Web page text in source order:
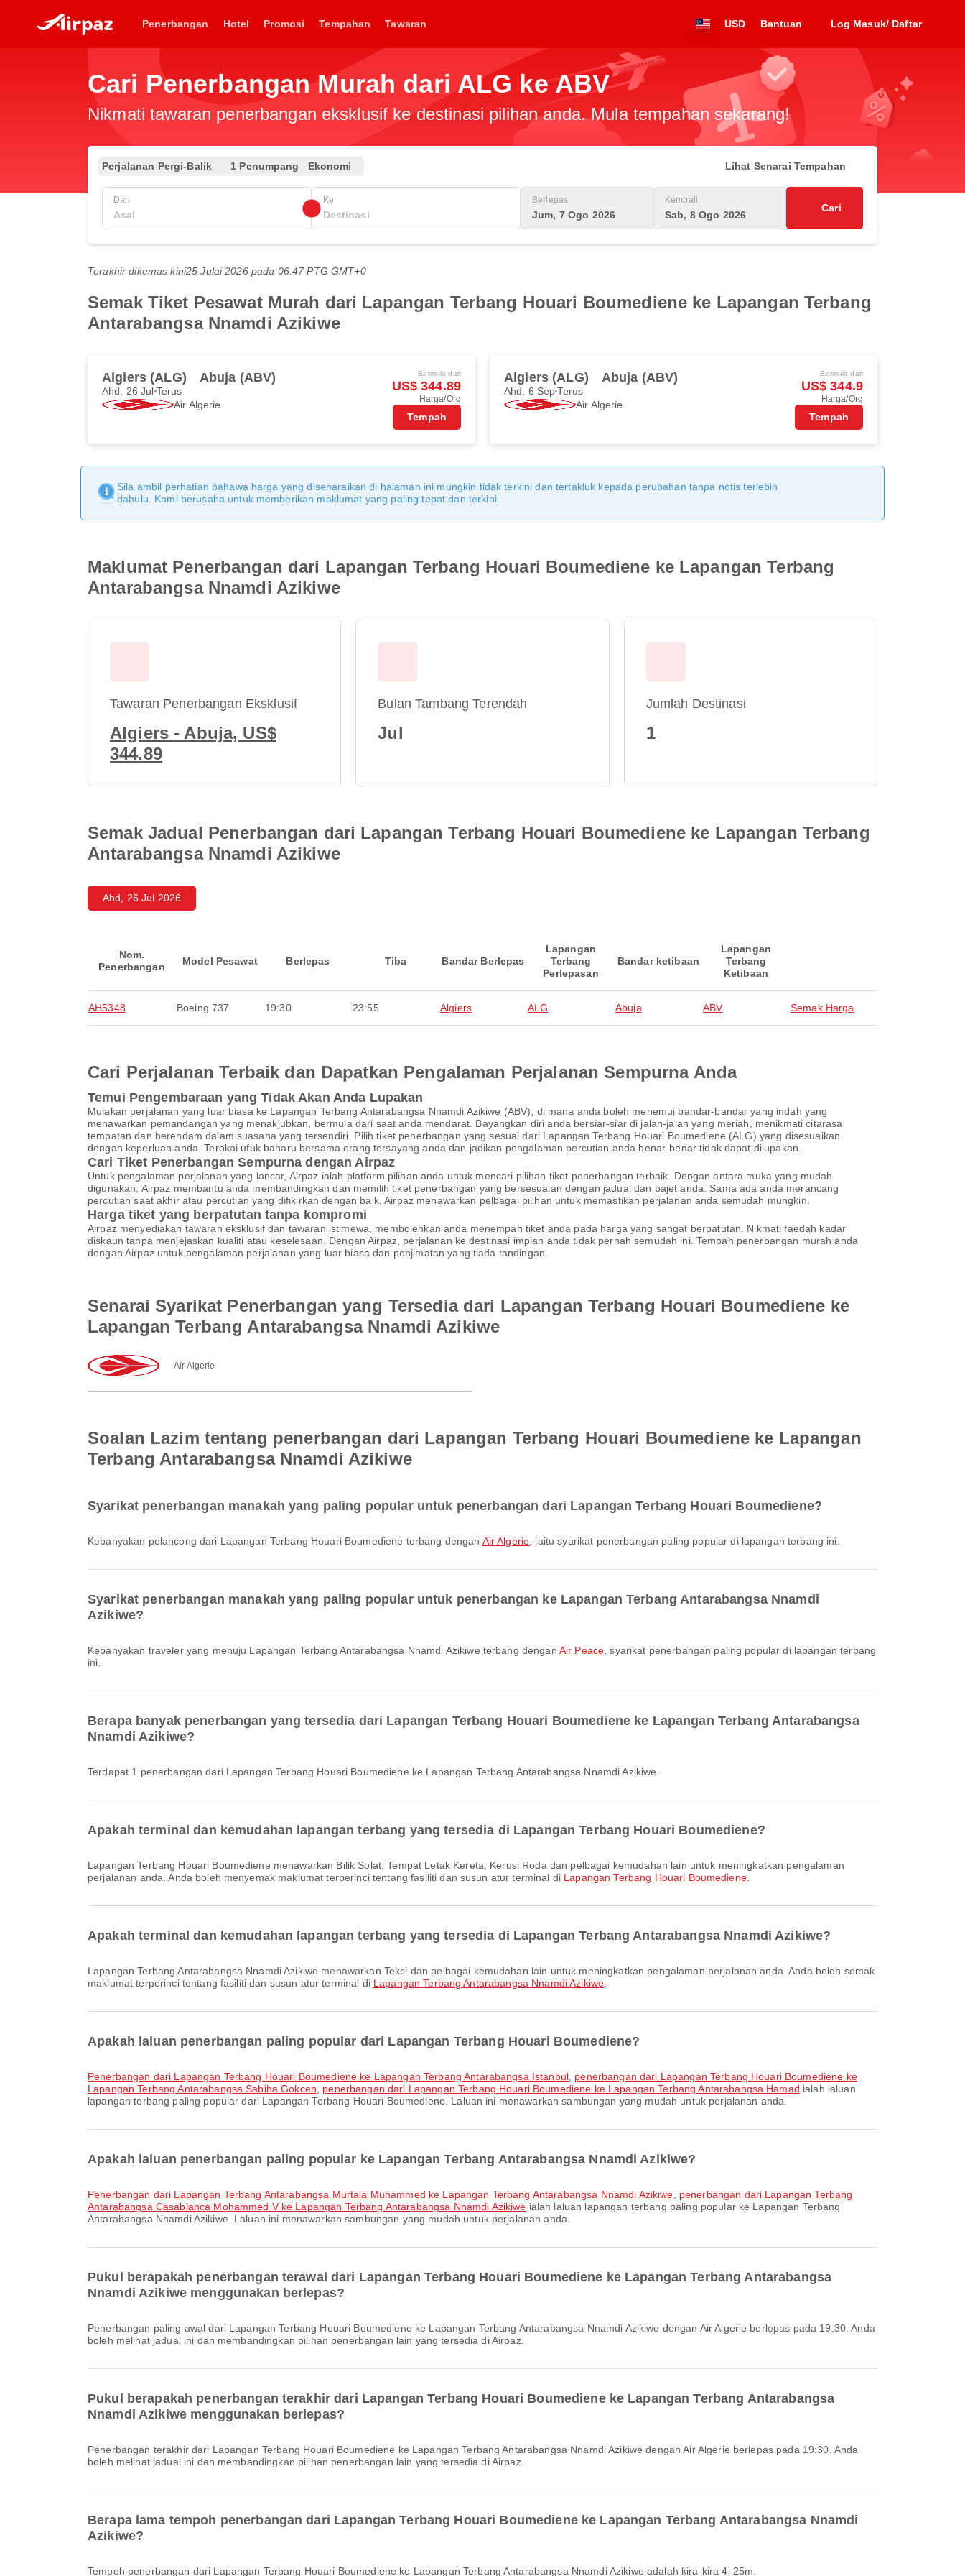
Penerbangan Hotel Promosi Tempahan Tawaran USD Bantuan Log Masuk/ Daftar
Cari Penerbangan Murah dari ALG ke ABV
Nikmati tawaran penerbangan eksklusif ke destinasi pilihan anda. Mula tempahan sekarang!
Perjalanan Pergi-Balik 1 Penumpang Ekonomi Lihat Senarai Tempahan
Dari Ke Berlepas
Jum, 7 Ogo 2026
Kembali
Sab, 8 Ogo 2026
Cari
Terakhir dikemas kini25 Julai 2026 pada 06:47 PTG GMT+0
Semak Tiket Pesawat Murah dari Lapangan Terbang Houari Boumediene ke Lapangan Terbang
Antarabangsa Nnamdi Azikiwe
Algiers (ALG) Abuja (ABV)
Ahd, 26 Jul Terus
Air Algerie
Bermula dari
US$ 344.89
Harga/Org
Tempah
Algiers (ALG) Abuja (ABV)
Ahd, 6 SepTerus
Air Algerie
Bermula dari
US$ 344.9
Harga/Org
Tempah
Sila ambil perhatian bahawa harga yang disenaraikan di halaman ini mungkin tidak terkini dan tertakluk kepada perubahan tanpa notis terlebih
dahulu. Kami berusaha untuk memberikan maklumat yang paling tepat dan terkini.
Maklumat Penerbangan dari Lapangan Terbang Houari Boumediene ke Lapangan Terbang
Antarabangsa Nnamdi Azikiwe
Tawaran Penerbangan Eksklusif
Algiers - Abuja, US$
344.89
Bulan Tambang Terendah
Jul
Jumlah Destinasi
1
Semak Jadual Penerbangan dari Lapangan Terbang Houari Boumediene ke Lapangan Terbang
Antarabangsa Nnamdi Azikiwe
Ahd, 26 Jul 2026
Nom.
Penerbangan
Model Pesawat Berlepas Tiba Bandar Berlepas
Lapangan
Terbang
Perlepasan
Bandar ketibaan
Lapangan
Terbang
Ketibaan
AH5348 Boeing 737 19:30 23:55 Algiers ALG Abuja ABV Semak Harga
Cari Perjalanan Terbaik dan Dapatkan Pengalaman Perjalanan Sempurna Anda
Temui Pengembaraan yang Tidak Akan Anda Lupakan
Mulakan perjalanan yang luar biasa ke Lapangan Terbang Antarabangsa Nnamdi Azikiwe (ABV), di mana anda boleh menemui bandar-bandar yang indah yang
menawarkan pemandangan yang menakjubkan, bermula dari saat anda mendarat. Bayangkan diri anda bersiar-siar di jalan-jalan yang meriah, menikmati citarasa
tempatan dan berendam dalam suasana yang tersendiri. Pilih tiket penerbangan yang sesuai dari Lapangan Terbang Houari Boumediene (ALG) yang disesuaikan
dengan keperluan anda. Terokai ufuk baharu bersama orang tersayang anda dan jadikan pengalaman percutian anda benar-benar tidak dapat dilupakan.
Cari Tiket Penerbangan Sempurna dengan Airpaz
Untuk pengalaman perjalanan yang lancar, Airpaz ialah platform pilihan anda untuk mencari pilihan tiket penerbangan terbaik. Dengan antara muka yang mudah
digunakan, Airpaz membantu anda membandingkan dan memilih tiket penerbangan yang bersesuaian dengan jadual dan bajet anda. Sama ada anda merancang
percutian saat akhir atau percutian yang difikirkan dengan baik, Airpaz menawarkan pelbagai pilihan untuk memastikan perjalanan anda semudah mungkin.
Harga tiket yang berpatutan tanpa kompromi
Airpaz menyediakan tawaran eksklusif dan tawaran istimewa, membolehkan anda menempah tiket anda pada harga yang sangat berpatutan. Nikmati faedah kadar
diskaun tanpa menjejaskan kualiti atau keselesaan. Dengan Airpaz, perjalanan ke destinasi impian anda tidak pernah semudah ini. Tempah penerbangan murah anda
dengan Airpaz untuk pengalaman perjalanan yang luar biasa dan penjimatan yang tiada tandingan.
Senarai Syarikat Penerbangan yang Tersedia dari Lapangan Terbang Houari Boumediene ke
Lapangan Terbang Antarabangsa Nnamdi Azikiwe
Air Algerie
Soalan Lazim tentang penerbangan dari Lapangan Terbang Houari Boumediene ke Lapangan
Terbang Antarabangsa Nnamdi Azikiwe
Syarikat penerbangan manakah yang paling popular untuk penerbangan dari Lapangan Terbang Houari Boumediene?
Kebanyakan pelancong dari Lapangan Terbang Houari Boumediene terbang dengan Air Algerie , iaitu syarikat penerbangan paling popular di lapangan terbang ini.
Syarikat penerbangan manakah yang paling popular untuk penerbangan ke Lapangan Terbang Antarabangsa Nnamdi
Azikiwe?
Kebanyakan traveler yang menuju Lapangan Terbang Antarabangsa Nnamdi Azikiwe terbang dengan Air Peace , syarikat penerbangan paling popular di lapangan terbang
ini.
Berapa banyak penerbangan yang tersedia dari Lapangan Terbang Houari Boumediene ke Lapangan Terbang Antarabangsa
Nnamdi Azikiwe?
Terdapat 1 penerbangan dari Lapangan Terbang Houari Boumediene ke Lapangan Terbang Antarabangsa Nnamdi Azikiwe.
Apakah terminal dan kemudahan lapangan terbang yang tersedia di Lapangan Terbang Houari Boumediene?
Lapangan Terbang Houari Boumediene menawarkan Bilik Solat, Tempat Letak Kereta, Kerusi Roda dan pelbagai kemudahan lain untuk meningkatkan pengalaman
perjalanan anda. Anda boleh menyemak maklumat terperinci tentang fasiliti dan susun atur terminal di Lapangan Terbang Houari Boumediene.
Apakah terminal dan kemudahan lapangan terbang yang tersedia di Lapangan Terbang Antarabangsa Nnamdi Azikiwe?
Lapangan Terbang Antarabangsa Nnamdi Azikiwe menawarkan Teksi dan pelbagai kemudahan lain untuk meningkatkan pengalaman perjalanan anda. Anda boleh semak
maklumat terperinci tentang fasiliti dan susun atur terminal di Lapangan Terbang Antarabangsa Nnamdi Azikiwe
Apakah laluan penerbangan paling popular dari Lapangan Terbang Houari Boumediene?
penerbangan dari Lapangan Terbang Houari Boumediene ke Lapangan Terbang Antarabangsa Istanbul penerbangan dari Lapangan Terbang Houari Boumediene ke
Lapangan Terbang Antarabangsa Sabiha Gokcen
penerbangan dari Lapangan Terbang Houari Boumediene ke Lapangan Terbang Antarabangsa Hamad ialah laluan
lapangan terbang paling popular dari Lapangan Terbang Houari Boumediene. Laluan ini menawarkan sambungan yang mudah untuk perjalanan anda.
Apakah laluan penerbangan paling popular ke Lapangan Terbang Antarabangsa Nnamdi Azikiwe?
penerbangan dari Lapangan Terbang Antarabangsa Murtala Muhammed ke Lapangan Terbang Antarabangsa Nnamdi Azikiwe
penerbangan dari Lapangan Terbang
Antarabangsa Casablanca Mohammed V ke Lapangan Terbang Antarabangsa Nnamdi Azikiwe ialah laluan lapangan terbang paling popular ke Lapangan Terbang
Antarabangsa Nnamdi Azikiwe. Laluan ini menawarkan sambungan yang mudah untuk perjalanan anda.
Pukul berapakah penerbangan terawal dari Lapangan Terbang Houari Boumediene ke Lapangan Terbang Antarabangsa
Nnamdi Azikiwe menggunakan berlepas?
Penerbangan paling awal dari Lapangan Terbang Houari Boumediene ke Lapangan Terbang Antarabangsa Nnamdi Azikiwe dengan Air Algerie berlepas pada 19:30. Anda
boleh melihat jadual ini dan membandingkan pilihan penerbangan lain yang tersedia di Airpaz.
Pukul berapakah penerbangan terakhir dari Lapangan Terbang Houari Boumediene ke Lapangan Terbang Antarabangsa
Nnamdi Azikiwe menggunakan berlepas?
Penerbangan terakhir dari Lapangan Terbang Houari Boumediene ke Lapangan Terbang Antarabangsa Nnamdi Azikiwe dengan Air Algerie berlepas pada 19:30. Anda
boleh melihat jadual ini dan membandingkan pilihan penerbangan lain yang tersedia di Airpaz.
Berapa lama tempoh penerbangan dari Lapangan Terbang Houari Boumediene ke Lapangan Terbang Antarabangsa Nnamdi
Azikiwe?
Tempoh penerbangan dari Lapangan Terbang Houari Boumediene ke Lapangan Terbang Antarabangsa Nnamdi Azikiwe adalah kira-kira 4j 25m.